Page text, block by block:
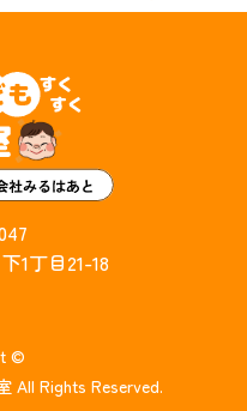
1丁目21-18
©
All Rights Reserved.